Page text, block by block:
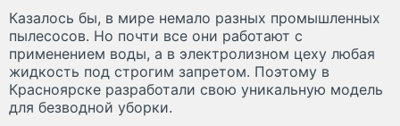
Казалось бы, в мире немало разных промышленных
пылесосов. Но почти все они работают с
применением воды, а в электролизном цеху любая
жидкость под строгим запретом. Поэтому в
Красноярске разработали свою уникальную модель
для безводной уборки.